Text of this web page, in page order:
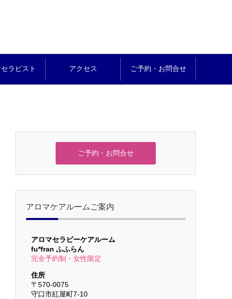
ラピスト アクセス ご予約・お問合せ
ご予約・お問合せ
アロマケアルームご案内
アロマセラピーケアルーム
fu*fran ふふらん
完全予約制・女性限定
住所
〒570-0075
守口市紅屋町7-10